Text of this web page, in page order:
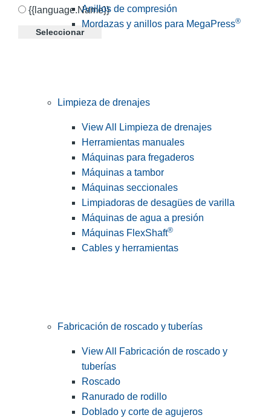
{{language.Name}}
Seleccionar
Anillos de compresión
Mordazas y anillos para MegaPress®
Limpieza de drenajes
View All Limpieza de drenajes
Herramientas manuales
Máquinas para fregaderos
Máquinas a tambor
Máquinas seccionales
Limpiadoras de desagües de varilla
Máquinas de agua a presión
Máquinas FlexShaft®
Cables y herramientas
Fabricación de roscado y tuberías
View All Fabricación de roscado y
tuberías
Roscado
Ranurado de rodillo
Doblado y corte de agujeros